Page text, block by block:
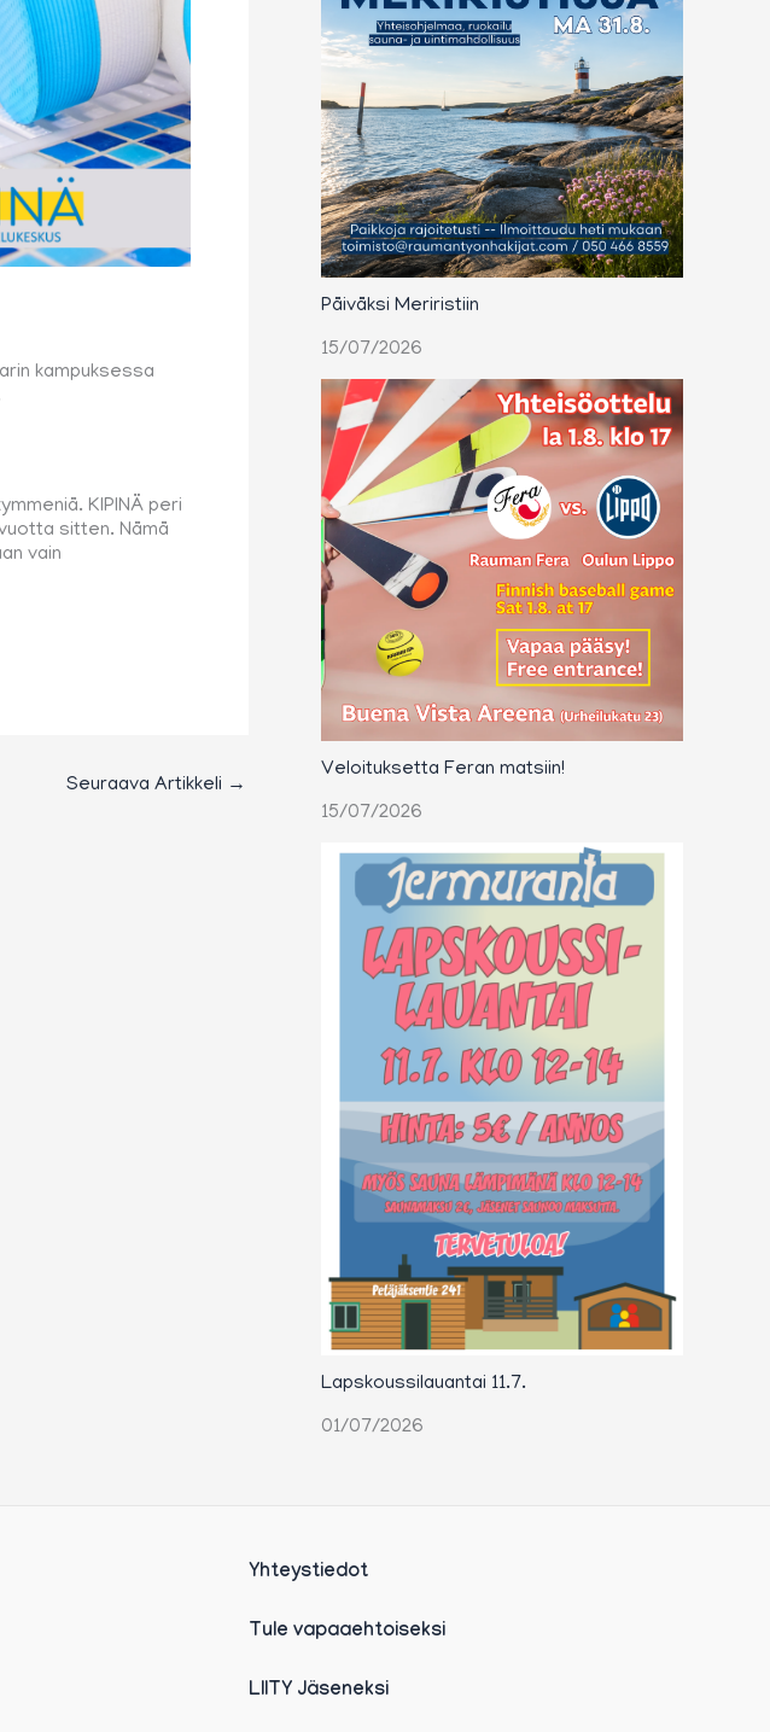
kampuksessa
KIPINÄ peri
sitten. Nämä
vain
Seuraava Artikkeli →
Päiväksi Meriristiin
15/07/2026
Veloituksetta Feran matsiin!
15/07/2026
Lapskoussilauantai 11.7.
01/07/2026
Yhteystiedot
Tule vapaaehtoiseksi
LIITY Jäseneksi